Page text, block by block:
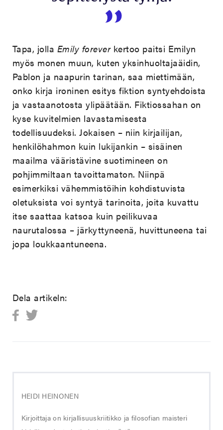
Tapa, jolla Emily forever kertoo paitsi Emilyn
myös monen muun, kuten yksinhuoltajaäidin,
Pablon ja naapurin tarinan, saa miettimään,
onko kirja ironinen esitys fiktion syntyehdoista
ja vastaanotosta ylipäätään. Fiktiossahan on
kyse kuvitelmien lavastamisesta
todellisuudeksi. Jokaisen – niin kirjailijan,
henkilöhahmon kuin lukijankin – sisäinen
maailma vääristävine suotimineen on
pohjimmiltaan tavoittamaton. Niinpä
esimerkiksi vähemmistöihin kohdistuvista
oletuksista voi syntyä tarinoita, joita kuvattu
itse saattaa katsoa kuin peilikuvaa
naurutalossa – järkyttyneenä, huvittuneena tai
jopa loukkaantuneena.
Dela artikeln:
HEIDI HEINONEN
Kirjoittaja on kirjallisuuskriitikko ja filosofian maisteri